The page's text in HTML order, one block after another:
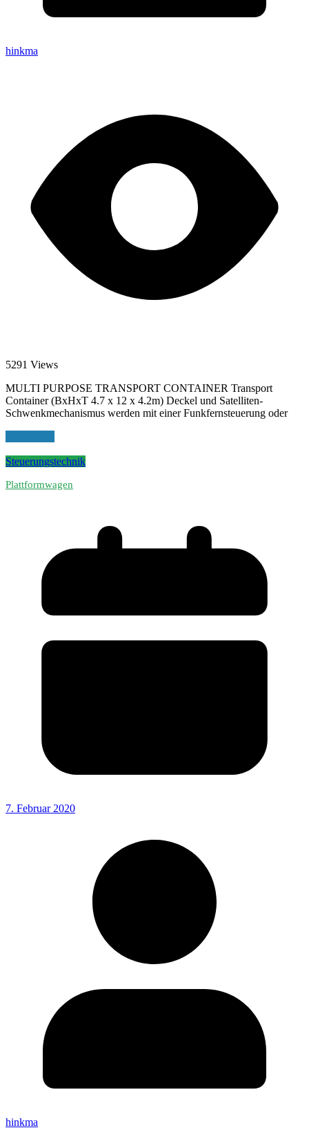
hinkma
5291 Views
MULTI PURPOSE TRANSPORT CONTAINER Transport
Container (BxHxT 4.7 x 12 x 4.2m) Deckel und Satelliten-
Schwenkmechanismus werden mit einer Funkfernsteuerung oder
Steuerungstechnik
Plattformwagen
7. Februar 2020
hinkma